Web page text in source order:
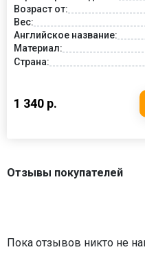
Возраст от:
Вес:
Английское название:
Материал:
Страна:
1 340 р.
Отзывы покупателей
Пока отзывов никто не